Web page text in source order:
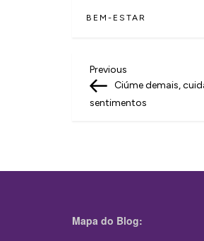
BEM-ESTAR
N
a
g
ç
Previous
Post
Previous
Ciúme demais,
sentimentos
Mapa do Blog: